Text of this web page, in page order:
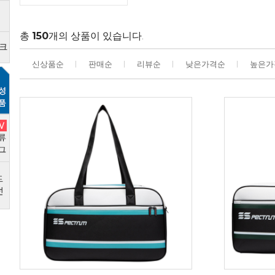
총 150개의 상품이 있습니다.
신상품순 판매순 리뷰순 낮은가격순 높은